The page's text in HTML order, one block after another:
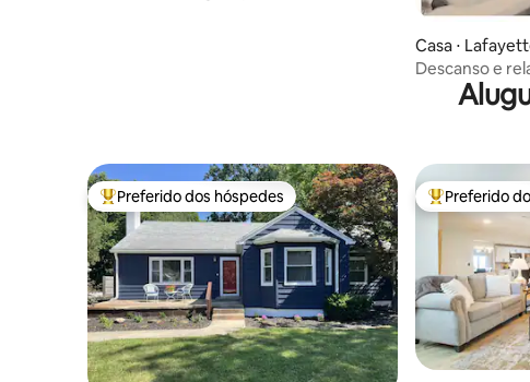
Casa ⋅
Descanso e
Purdue!
Entre os melhores preferidos dos hóspedes
Preferido dos hóspedes Entre os
Preferido